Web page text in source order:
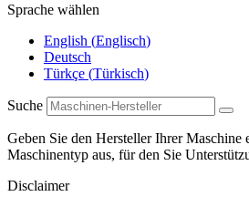
Sprache wählen
English (Englisch)
Deutsch
Türkçe (Türkisch)
Suche
Geben Sie den Hersteller Ihrer Maschine
Maschinentyp aus, für den Sie
Disclaimer